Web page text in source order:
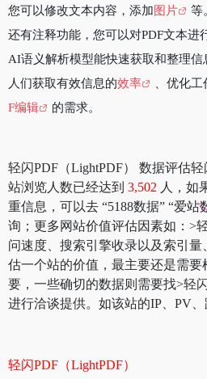
您可以修改文本内容，添加 图片
等
还有注释功能，您可以对PDF文本进
AI语义解析模型能快速获取和整理
人们获取有效信息的效率 、优化
F编辑
的需求。
轻闪PDF（LightPDF） 数据评估
站浏览人数已经达到 3,502 人，如
重信息，可以去 “5188数据” “爱站
询；更多网站价值评估因素如：>
问速度、搜索引擎收录以及索引
估一个站的价值，最主要还是需
要，一些确切的数据则需要找>轻
进行洽谈提供。如该站的IP、PV、
轻闪PDF（LightPDF）